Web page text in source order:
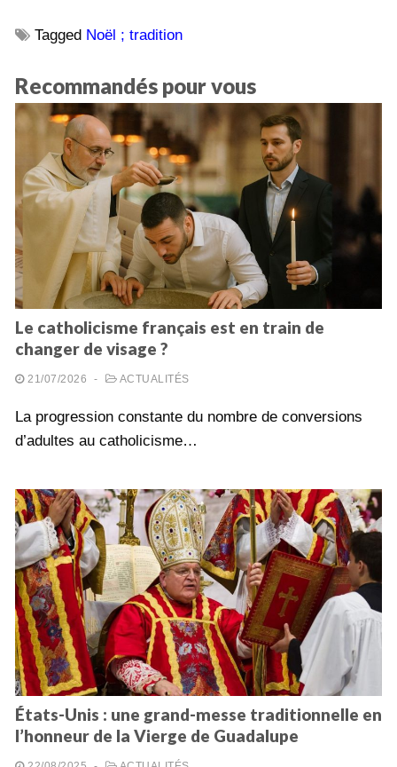
Tagged Noël ; tradition
Recommandés pour vous
Le catholicisme français est en train de
changer de visage ?
21/07/2026 - ACTUALITÉS
La progression constante du nombre de conversions
d’adultes au catholicisme…
États-Unis : une grand-messe traditionnelle en
l’honneur de la Vierge de Guadalupe